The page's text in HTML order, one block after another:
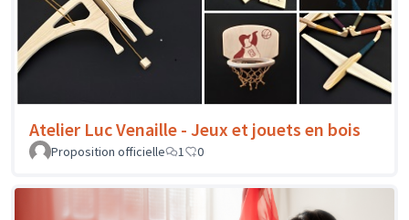
Atelier Luc Venaille - Jeux et jouets en bois
Proposition officielle 1 0